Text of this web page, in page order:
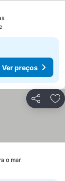
Ver preços
Ver preços
Partilhar
o marVer preços